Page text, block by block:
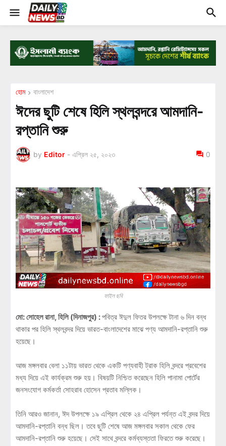
হোম বাংলাদেশ
ঈদের ছুটি শেষে হিলি স্থলবন্দরে আমদানি-
রপ্তানি শুরু
by Editor - এপ্রিল ২৫, ২০২৩ 0
ফাইল ছবি
মো: সোহেল রানা, হিলি (দিনাজপুর) :পবিত্র ঈদুল ফিতর উপলক্ষে টানা ৬ দিন বন্ধ
থাকার পর হিলি স্থলবন্দর দিয়ে ভারত-বাংলাদেশের মাঝে পণ্য আমদানি-রপ্তানি শুরু
হয়েছে।
আজ মঙ্গলবার বেলা ১১টায় ভারত থেকে একটি পণ্যবাহী ট্রাক হিলি বন্দরে প্রবেশের
মধ্য দিয়ে এই কার্যক্রম শুরু হয়। বিষয়টি নিশ্চিত করেছেন হিলি পানামা পোর্টের
জনসংযোগ কর্মকর্তা সোহরাব হোসেন প্রতাব মল্লিক।
তিনি আরও জানান, ঈদ উপলক্ষে ১৯ এপ্রিল থেকে ২৪ এপ্রিল পর্যন্ত এই বন্দর দিয়ে
আমদানি-রপ্তানি বন্ধ ছিল। তবে ছুটি শেষে আজ মঙ্গলবার সকাল থেকে ফের
আমদানি-রপ্তানি শুরু হয়েছে। সেই সাথে বন্দরে কর্মব্যস্ততা ফিরতে শুরু করেছে।